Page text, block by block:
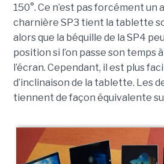
150°. Ce n’est pas forcément un
charnière SP3 tient la tablette
alors que la béquille de la SP4
position si l’on passe son temps
l’écran. Cependant, il est plus
d’inclinaison de la tablette. Les
tiennent de façon équivalente